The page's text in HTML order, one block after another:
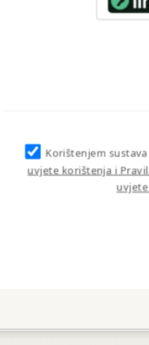
Korištenjem
uvjete korištenja i